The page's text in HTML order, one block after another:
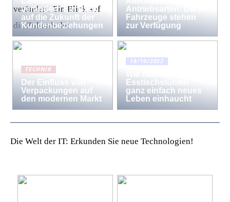
verändert: Ein Blick
auf die Zukunft der
Kundenbeziehungen
Antriebsarten: Diese
Fahrzeuge stehen
zur Verfügung
TECHNIK
Der Einfluss von
Verpackungen auf
den modernen Markt
18/10/2022
Esstischstühlen
ganz einfach neues
Leben einhaucht
Die Welt der IT: Erkunden Sie neue Technologien!